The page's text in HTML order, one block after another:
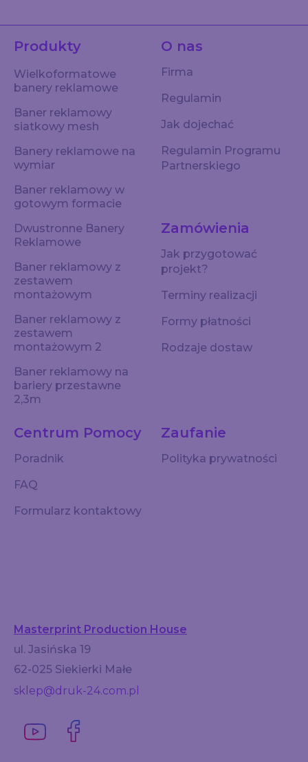
Produkty
Wielkoformatowe
banery reklamowe
Baner reklamowy
siatkowy mesh
Banery reklamowe na
wymiar
Baner reklamowy w
gotowym formacie
Dwustronne Banery
Reklamowe
Baner reklamowy z
zestawem
montażowym
Baner reklamowy z
zestawem
montażowym 2
Baner reklamowy na
bariery przestawne
2,3m
O nas
Firma
Regulamin
Jak dojechać
Regulamin Programu
Partnerskiego
Centrum Pomocy
Poradnik
FAQ
Formularz kontaktowy
Zaufanie
Polityka prywatności
Zamówienia
Jak przygotować
projekt?
Terminy realizacji
Formy płatności
Rodzaje dostaw
Masterprint Production House
ul. Jasińska 19
62-025 Siekierki Małe
sklep@druk-24.com.pl